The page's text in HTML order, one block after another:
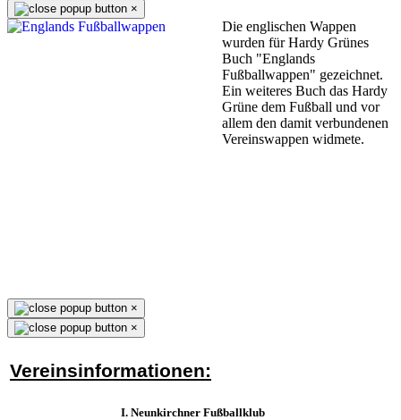
×
Die englischen Wappen
wurden für Hardy Grünes
Buch "Englands
Fußballwappen" gezeichnet.
Ein weiteres Buch das Hardy
Grüne dem Fußball und vor
allem den damit verbundenen
Vereinswappen widmete.
×
×
Vereinsinformationen:
I. Neunkirchner Fußballklub